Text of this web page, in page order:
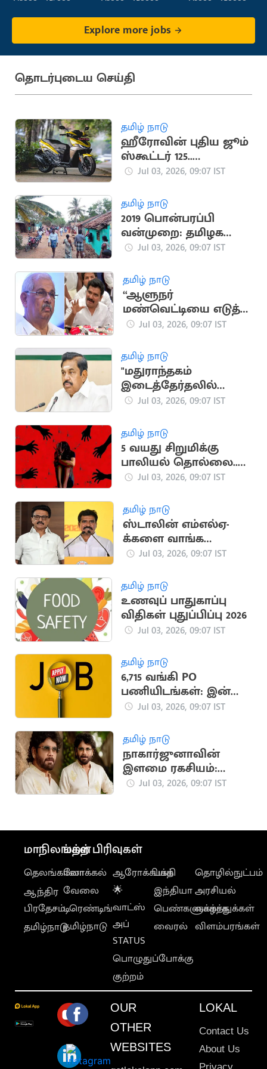
Explore more jobs
தொடர்புடைய செய்தி
தமிழ் நாடு
ஹீரோவின் புதிய ஜூம்
ஸ்கூட்டர் 125..
லேட்டஸ்ட் அப்டேட்
Jul 03, 2026, 09:07 IST
தமிழ் நாடு
2019 பொன்பரப்பி
வன்முறை: தமிழக
தேர்தல் வரலாற்றின்
Jul 03, 2026, 09:07 IST
தமிழ் நாடு
“ஆளுநர்
மண்வெட்டியை எடுத்து
வெட்டுவாரா?”..
நிர்மல்குமார்
விமர்சனம்
Jul 03, 2026, 09:07 IST
தமிழ் நாடு
"மதுராந்தகம்
இடைத்தேர்தலில்
வென்றாக வேண்டும்"..
Jul 03, 2026, 09:07 IST
தமிழ் நாடு
5 வயது சிறுமிக்கு
பாலியல் தொல்லை..
பள்ளிக்கு விரைந்த
Jul 03, 2026, 09:07 IST
தமிழ் நாடு
ஸ்டாலின் எம்எல்ஏ-
க்களை வாங்க
முயல்கிறார் -
Jul 03, 2026, 09:07 IST
தமிழ் நாடு
உணவுப் பாதுகாப்பு
விதிகள் புதுப்பிப்பு 2026
Jul 03, 2026, 09:07 IST
தமிழ் நாடு
6,715 வங்கி PO
பணியிடங்கள்: இன்று
முதல் விண்ணப்பம்
Jul 03, 2026, 09:07 IST
தமிழ் நாடு
நாகார்ஜுனாவின்
இளமை ரகசியம்:
மேக்கப் கலைஞர்
Jul 03, 2026, 09:07 IST
மாநிலங்கள்
தெலங்கானா
ஆந்திர
பிரதேசம்
தமிழ்நாடு
மற்ற பிரிவுகள்
லோக்கல்
வேலை
டிரெண்டிங்
தமிழ்நாடு
ஆரோக்கியம்
🌟
வாட்ஸ்
அப்
STATUS
பொழுதுப்போக்கு
குற்றம்
பக்தி
இந்தியா
பெண்களுக்காக
வைரல்
தொழில்நுட்பம்
அரசியல்
வாழ்த்துக்கள்
விளம்பரங்கள்
OUR
OTHER
WEBSITES
LOKAL
Contact Us
About Us
Privacy